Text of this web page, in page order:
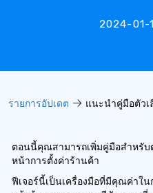
2024-01-
รายการอัปเดต แนะนำคู่มือตัวเ
ตอนนี้คุณสามารถเพิ่มคู่มือสำหรับ
หน้าการตั้งค่าร้านค้า
ฟีเจอร์นี้เป็นเครื่องมือที่มีคุณค่าใ